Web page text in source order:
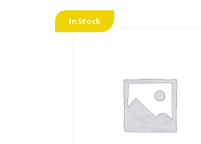
In Stock